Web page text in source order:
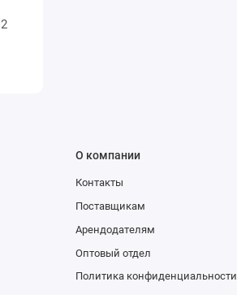
О компании
Контакты
Поставщикам
Арендодателям
Оптовый отдел
Политика конфиденциальности